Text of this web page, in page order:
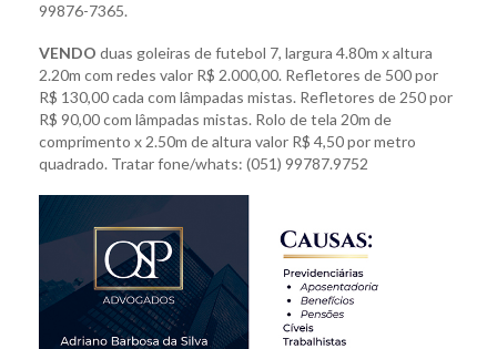
99876-7365.
VENDO duas goleiras de futebol 7, largura 4.80m x altura
2.20m com redes valor R$ 2.000,00. Refletores de 500 por
R$ 130,00 cada com lâmpadas mistas. Refletores de 250 por
R$ 90,00 com lâmpadas mistas. Rolo de tela 20m de
comprimento x 2.50m de altura valor R$ 4,50por metro
quadrado. Tratar fone/whats: (051) 99787.9752